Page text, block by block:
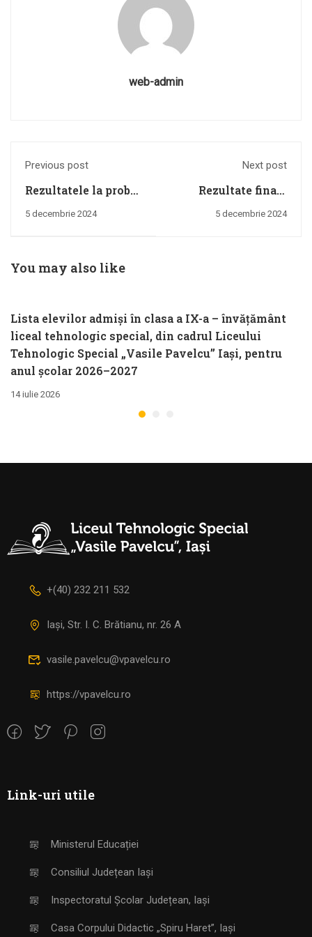
web-admin
Previous post
Rezultatele la proba
interviu din cadrul
vacant pe perioada
nedeterminată de
5 decembrie 2024
Next post
Rezultate finale
concursul pentru
5 decembrie 2024
You may also like
Lista elevilor admiși în clasa a IX-a – învățământ
liceal tehnologic special, din cadrul Liceului
Tehnologic Special „Vasile Pavelcu” Iași, pentru
anul școlar 2026–2027
14 iulie 2026
+(40) 232 211 532
Iași, Str. I. C. Brătianu, nr. 26 A
vasile.pavelcu@vpavelcu.ro
https://vpavelcu.ro
Link-uri utile
Ministerul Educației
Consiliul Județean Iași
Inspectoratul Școlar Județean, Iași
Casa Corpului Didactic „Spiru Haret”, Iași